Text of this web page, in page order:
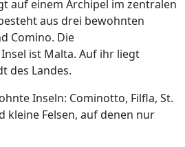
auf einem Archipel im zentralen
aus drei bewohnten
Comino. Die
ist Malta. Auf ihr liegt
des Landes.
Inseln: Cominotto, Filfla, St.
kleine Felsen, auf denen nur